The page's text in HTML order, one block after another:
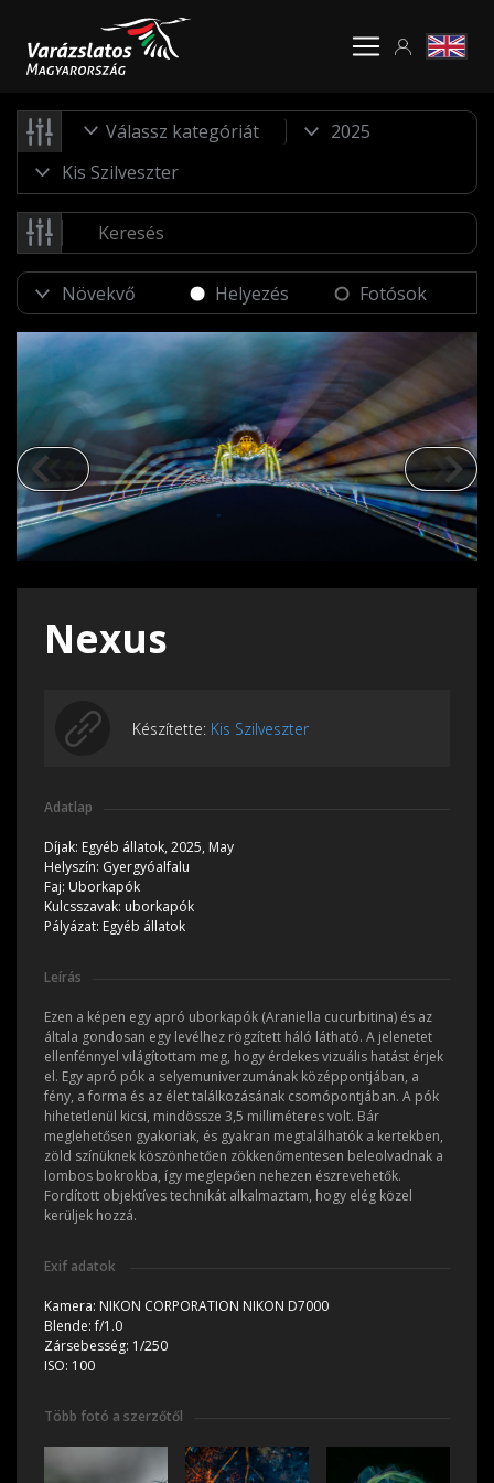
Válassz kategóriát
Helyezés Fotósok
Nexus
Készítette: Kis Szilveszter
Adatlap
Díjak: Egyéb állatok, 2025, May
Helyszín: Gyergyóalfalu
Faj: Uborkapók
Kulcsszavak: uborkapók
Pályázat: Egyéb állatok
Leírás
Ezen a képen egy apró uborkapók (Araniella cucurbitina) és az
általa gondosan egy levélhez rögzített háló látható. A jelenetet
ellenfénnyel világítottam meg, hogy érdekes vizuális hatást érjek
el. Egy apró pók a selyemuniverzumának középpontjában, a
fény, a forma és az élet találkozásának csomópontjában. A pók
hihetetlenül kicsi, mindössze 3,5 milliméteres volt. Bár
meglehetősen gyakoriak, és gyakran megtalálhatók a kertekben,
zöld színüknek köszönhetően zökkenőmentesen beleolvadnak a
lombos bokrokba, így meglepően nehezen észrevehetők.
Fordított objektíves technikát alkalmaztam, hogy elég közel
kerüljek hozzá.
Exif adatok
Kamera: NIKON CORPORATION NIKON D7000
Blende:f/1.0
Zársebesség: 1/250
ISO: 100
Több fotó a szerzőtől